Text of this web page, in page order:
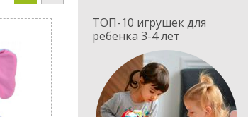
ТОП-10 игрушек для
ребенка 3-4 лет